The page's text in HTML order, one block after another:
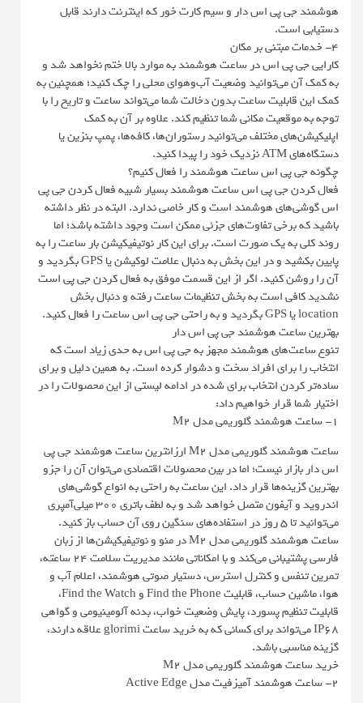
هوشمند جی پی اس دار و سیم کارت خور که اینترنت دارند قابل
دستیابی است.
4- خدمات مبتنی بر مکان
کارایی جی پی اس در ساعت هوشمند به موارد بالا ختم نخواهد شد و
به کمک آن می‌توانید وضعیت آب‌وهوای محلی را چک کنید؛ همچنین به
کمک این قابلیت ساعت بدون دخالت شما می‌تواند ساعت و تاریخ را با
توجه به موقعیت مکانی شما تنظیم کند. علاوه بر آن به کمک
اپلیکیشن‌های مختلف می‌توانید رستوران‌ها، کافه‌ها، پمپ بنزین یا
دستگاه‌های ATM نزدیک خود را پیدا کنید.
چگونه جی پی اس ساعت هوشمند را فعال کنیم؟
فعال کردن جی پی اس ساعت هوشمند بسیار شبیه فعال کردن جی پی
اس گوشی‌های هوشمند است و کار خاصی ندارد. البته در نظر داشته
باشید که برخی تفاوت‌های جزئی ممکن است وجود داشته باشد؛ اما
روند کلی به یک صورت است. برای این کار نوتیفیکیشن بار ساعت را به
پایین بکشید و در این بخش به دنبال علامت لوکیشن یا GPS بگردید و
آن را روشن کنید. اگر از این قسمت موفق به فعال کردن جی پی است
نشدید کافی است به بخش تنظیمات ساعت رفته و دنبال بخش
location یا GPS بگردید و به راحتی جی پی اس ساعت را فعال کنید.
بهترین ساعت هوشمند جی پی اس دار
تنوع ساعت‌های هوشمند مجهز به جی پی اس به حدی زیاد است که
انتخاب را برای افراد سخت و دشوار کرده است. به همین دلیل و برای
ساده‌تر کردن انتخاب برای شده در ادامه لیستی از این محصولات را در
اختیار شما قرار خواهیم داد:
1- ساعت هوشمند گلوریمی مدل M2
ساعت هوشمند گلوریمی مدل M2 ارزانترین ساعت هوشمند جی پی
اس دار بازار نیست؛ اما در بین محصولات اقتصادی می‌توان آن را جزو
بهترین گزینه‌ها قرار داد. این ساعت به راحتی به انواع گوشی‌های
اندروید و آیفون متصل خواهد شد و به لطف باتری 300 میلی‌آمپری
می‌توانید تا 5 روز در استفاده‌های سنگین روی آن حساب باز کنید.
ساعت هوشمند گلوریمی مدل M2 در منو و نوتیفیکیشن‌ها از زبان
فارسی پشتیبانی می‌کند و با امکاناتی مانند مدیریت سلامت 24 ساعته،
تمرین تنفس و کنترل استرس، دستیار صوتی هوشمند، اعلام آب و
هوا، ماشین حساب، قابلیت Find the Phone و Find the Watch،
قابلیت تنظیم پسورد، پایش وضعیت خواب، بدنه آلومینیومی و گواهی
IP68 می‌تواند برای کسانی که به خرید ساعت glorimi علاقه دارند،‌
گزینه مناسبی باشد.
خرید ساعت هوشمند گلوریمی مدل M2
2- ساعت هوشمند آمیزفیت مدل Active Edge